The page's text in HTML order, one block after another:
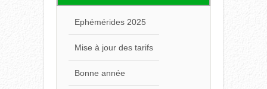
Ephémérides 2025
Mise à jour des tarifs
Bonne année